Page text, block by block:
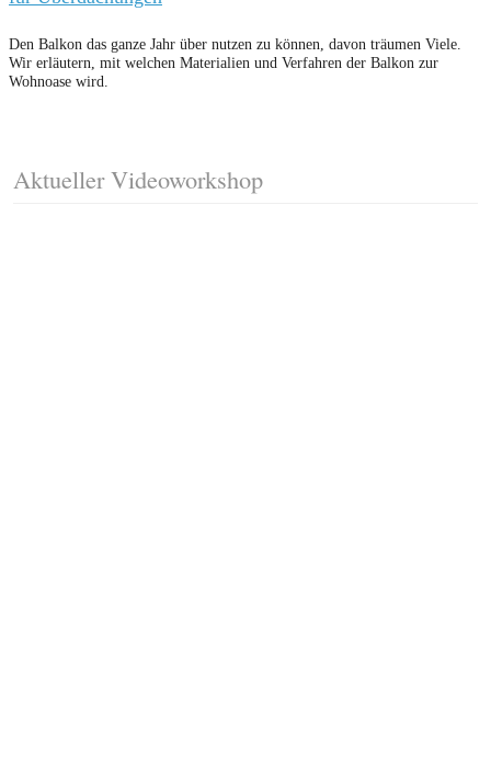
Den Balkon das ganze Jahr über nutzen zu können, davon träumen Viele.
Wir erläutern, mit welchen Materialien und Verfahren der Balkon zur
Wohnoase wird.
Aktueller Videoworkshop